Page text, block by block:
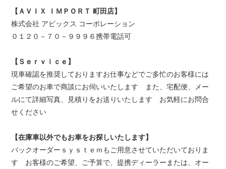
【ＡＶＩＸ ＩＭＰＯＲＴ 町田店】
株式会社 アビックス コーポレーション
０１２０－７０－９９９６携帯電話可
【Ｓｅｒｖｉｃｅ】
現車確認を推奨しておりますお仕事などでご多忙のお客様には
ご希望のお車で商談にお伺いいたします また、宅配便、メー
ルにて詳細写真、見積りをお送りいたします お気軽にお問合
せください
【在庫車以外でもお車をお探しいたします】
バックオーダーｓｙｓｔｅｍもご用意させていただいておりま
す お客様のご希望、ご予算で、提携ディーラーまたは、オー